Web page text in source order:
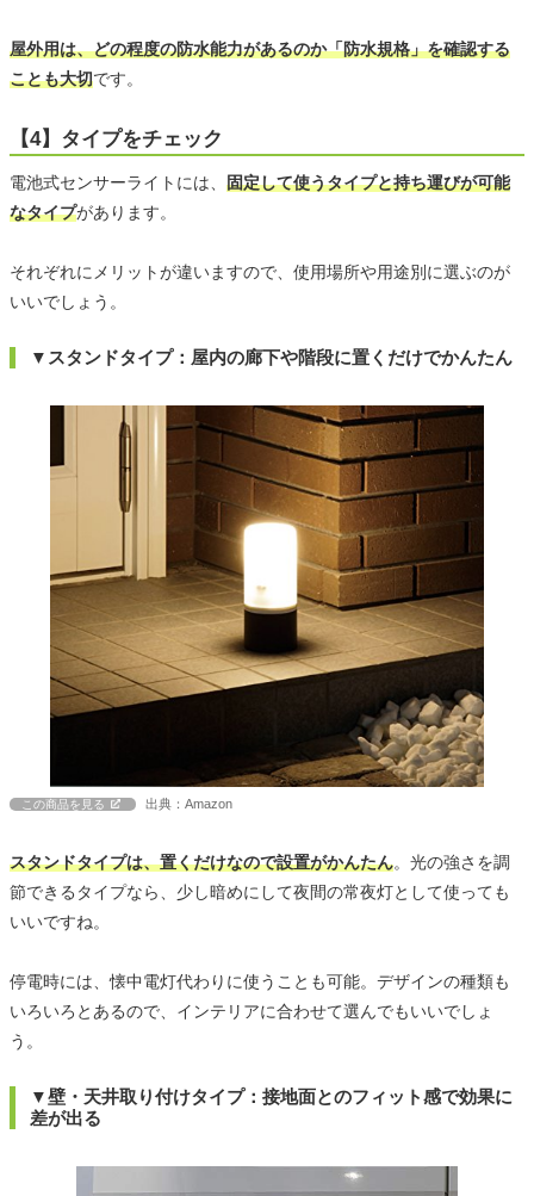
屋外用は、どの程度の防水能力があるのか「防水規格」を確認する
ことも大切です。
【4】タイプをチェック
電池式センサーライトには、 固定して使うタイプと持ち運びが可能
なタイプがあります。
それぞれにメリットが違いますので、使用場所や用途別に選ぶのが
いいでしょう。
▼スタンドタイプ：屋内の廊下や階段に置くだけでかんたん
この商品を見る 出典：Amazon
スタンドタイプは、置くだけなので設置がかんたん。光の強さを調
節できるタイプなら、少し暗めにして夜間の常夜灯として使っても
いいですね。
停電時には、懐中電灯代わりに使うことも可能。デザインの種類も
いろいろとあるので、インテリアに合わせて選んでもいいでしょ
う。
▼壁・天井取り付けタイプ：接地面とのフィット感で効果に
差が出る